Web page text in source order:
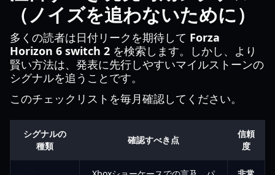
（ノイズを追わないために）
多くの読者は日付リークを期待して Forza
Horizon 6 switch 2 を検索します。しかし、より
賢い方法は、発表に先行しやすいマイルストーンの
シグナルを追うことです。
このチェックリストを毎月確認してください。
シグナルの
種類
確認すべき点
信頼
度